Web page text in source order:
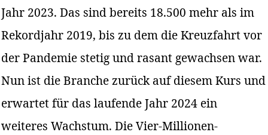
Jahr 2023. Das sind bereits 18.500 mehr als im
Rekordjahr 2019, bis zu dem die Kreuzfahrt vor
der Pandemie stetig und rasant gewachsen war.
Nun ist die Branche zurück auf diesem Kurs und
erwartet für das laufende Jahr 2024 ein
weiteres Wachstum. Die Vier-Millionen-